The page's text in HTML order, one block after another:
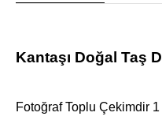
Kantaşı Doğal Taş
Fotoğraf Toplu Çekimdir